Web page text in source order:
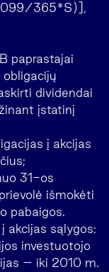
365*S)],
paprastajai
obligacijų
dividendai
įstatinį
į akcijas
31-os
išmokėti
pabaigos.
akcijas sąlygos:
investuotojo
– iki 2010 m.